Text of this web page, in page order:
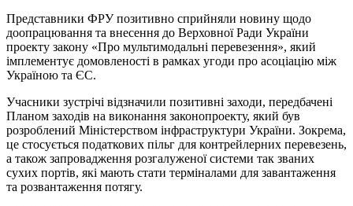
Представники ФРУ позитивно сприйняли новину щодо
доопрацювання та внесення до Верховної Ради України
проекту закону «Про мультимодальні перевезення», який
імплементує домовленості в рамках угоди про асоціацію між
Україною та ЄС.
Учасники зустрічі відзначили позитивні заходи, передбачені
Планом заходів на виконання законопроекту, який був
розроблений Міністерством інфраструктури України. Зокрема,
це стосується податкових пільг для контрейлерних перевезень,
а також запровадження розгалуженої системи так званих
сухих портів, які мають стати терміналами для завантаження
та розвантаження потягу.